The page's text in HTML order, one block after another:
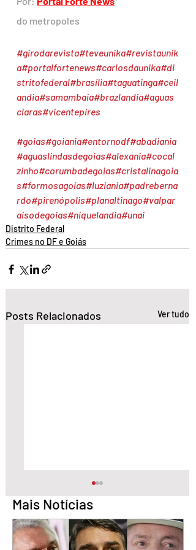
do metropoles
#girodarevista#teveunika#revistaunik
a#portalfortenews#carlosdaunika#di
stritofederal#brasília#taguatinga#ceil
andia#samambaia#brazlandia#aguas
claras#vicentepires
#goias#goiania#entornodf#abadiania
#aguaslindasdegoias#alexania#cocal
zinho#corumbadegoias#cristalinagoia
s#formosagoias#luziania#padreberna
rdo#pirenópolis#planaltinago#valpar
aisodegoias#niquelandia#unai
Distrito Federal
Crimes no DF e Goiás
Posts Relacionados Ver tudo
Mais Notícias